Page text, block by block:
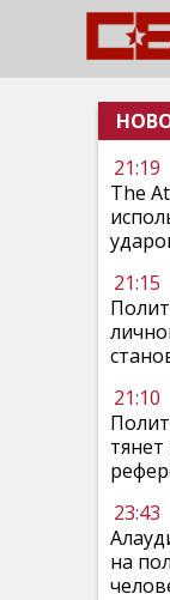
21:19
The
21:15
21:10
23:43
на